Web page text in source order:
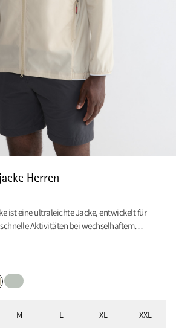
Herren
ist eine ultraleichte Jacke, entwickelt für
Aktivitäten bei wechselhaftem
Mercury Blue
M L XL XXL